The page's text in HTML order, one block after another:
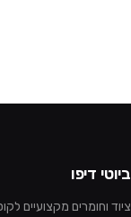
ביוטי דיפו
ציוד וחומרים מקצועיים